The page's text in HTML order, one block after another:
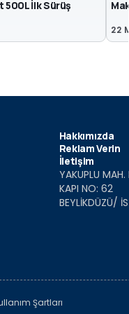
500L İlk Sürüş
22
Hakkımızda
Reklam Verin
İletişim
YAKUPLU
KAPI NO: 62
BEYLİKDÜZÜ/
Şartları